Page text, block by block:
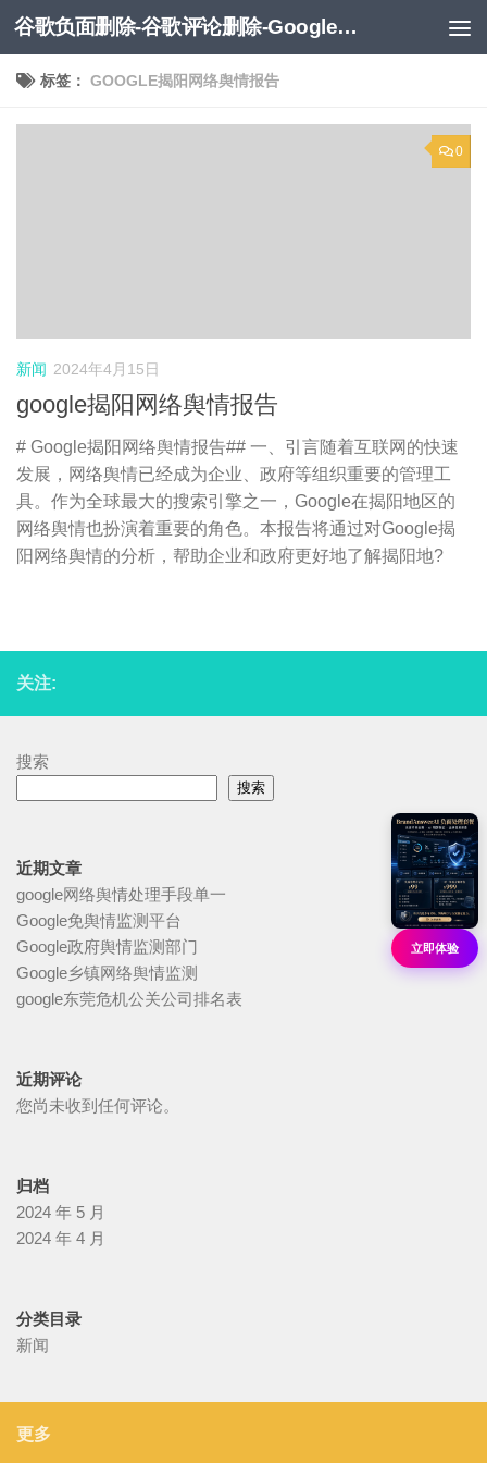
跳至内容 谷歌负面删除-谷歌评论删除-Google负面移除-Google负面评论删除
标签： GOOGLE揭阳网络舆情报告
0
新闻 2024年4月15日
google揭阳网络舆情报告
# Google揭阳网络舆情报告## 一、引言随着互联网的快速
发展，网络舆情已经成为企业、政府等组织重要的管理工
具。作为全球最大的搜索引擎之一，Google在揭阳地区的
网络舆情也扮演着重要的角色。本报告将通过对Google揭
阳网络舆情的分析，帮助企业和政府更好地了解揭阳地?
关注:
搜索
搜索
近期文章
google网络舆情处理手段单一
Google免舆情监测平台
Google政府舆情监测部门
Google乡镇网络舆情监测
google东莞危机公关公司排名表
近期评论
您尚未收到任何评论。
归档
2024 年 5 月
2024 年 4 月
分类目录
新闻
更多
立即体验